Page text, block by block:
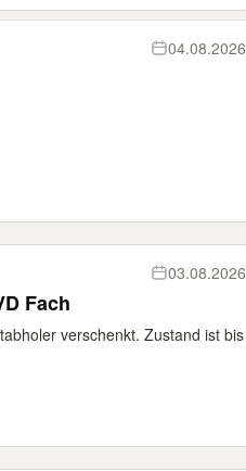
04.08.2026
03.08.2026
Fach
verschenkt. Zustand ist bis